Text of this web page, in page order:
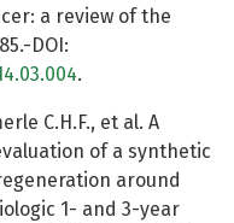
a review of the
DOI:
.
C.H.F., et al. A
of a synthetic
around
1- and 3-year